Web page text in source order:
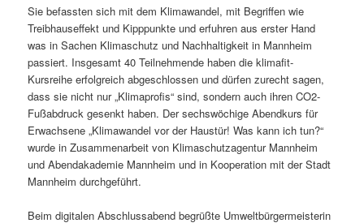
Sie befassten sich mit dem Klimawandel, mit Begriffen wie
Treibhauseffekt und Kipppunkte und erfuhren aus erster Hand
was in Sachen Klimaschutz und Nachhaltigkeit in Mannheim
passiert. Insgesamt 40 Teilnehmende haben die klimafit-
Kursreihe erfolgreich abgeschlossen und dürfen zurecht sagen,
dass sie nicht nur „Klimaprofis“ sind, sondern auch ihren CO2-
Fußabdruck gesenkt haben. Der sechswöchige Abendkurs für
Erwachsene „Klimawandel vor der Haustür! Was kann ich tun?“
wurde in Zusammenarbeit von Klimaschutzagentur Mannheim
und Abendakademie Mannheim und in Kooperation mit der Stadt
Mannheim durchgeführt.
Beim digitalen Abschlussabend begrüßte Umweltbürgermeisterin